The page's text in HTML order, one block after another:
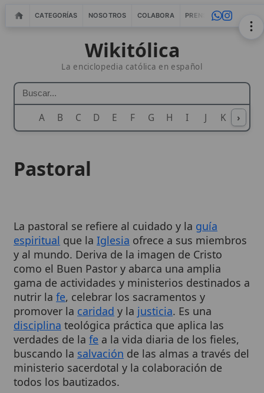
CATEGORÍAS NOSOTROS COLABORA PRENSA WEBMASTERS
Wikitólica
La enciclopedia católica en español
A B C D E F G H I J K L M
›
y al mundo. Deriva de la imagen de Cristo
como el Buen Pastor y abarca una amplia
gama de actividades y ministerios destinados a
nutrir lafe, celebrar los sacramentos y
promover lacaridady la justicia. Es una
disciplina teológica práctica que aplica las
verdades de lafea la vida diaria de los fieles,
buscando lasalvación de las almas a través del
ministerio sacerdotal y la colaboración de
todos los bautizados.
Cuadro resumen
[Datos abiertos]